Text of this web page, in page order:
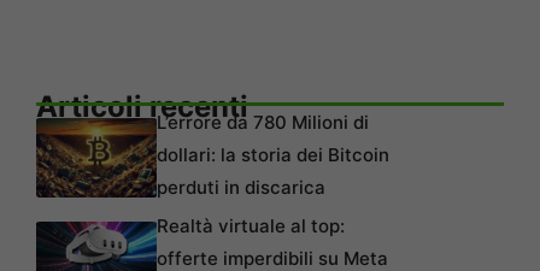
Articoli recentiL’errore da 780 Milioni di
dollari: la storia dei Bitcoin
perduti in discarica
Realtà virtuale al top:
offerte imperdibili su Meta